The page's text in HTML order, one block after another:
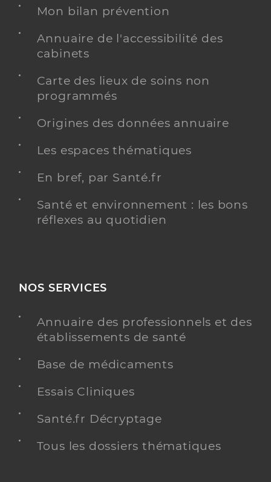
Mon bilan prévention
Annuaire de l'accessibilité des
cabinets
Carte des lieux de soins non
programmés
Origines des données annuaire
Les espaces thématiques
En bref, par Santé.fr
Santé et environnement : les bons
réflexes au quotidien
NOS SERVICES
Annuaire des professionnels et des
établissements de santé
Base de médicaments
Essais Cliniques
Santé.fr Décryptage
Tous les dossiers thématiques